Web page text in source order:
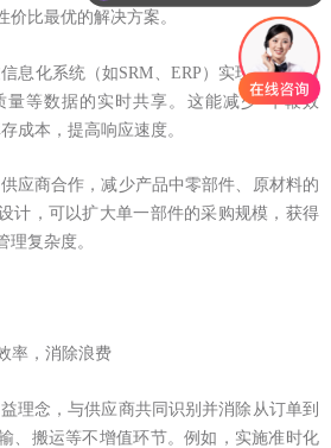
比最优的解决方案。
息化系统（如SRM、ERP）实现与供应商
量等数据的实时共享。这能减少“牛鞭效
成本，提高响应速度。
应商合作，减少产品中零部件、原材料的
计，可以扩大单一部件的采购规模，获得
理复杂度。
率，消除浪费
理念，与供应商共同识别并消除从订单到
、搬运等不增值环节。例如，实施准时化